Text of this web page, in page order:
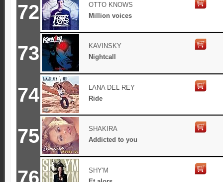
72
OTTO KNOWS
Million voices
73
KAVINSKY
Nightcall
74
LANA DEL REY
Ride
75
SHAKIRA
Addicted to you
76
SHY'M